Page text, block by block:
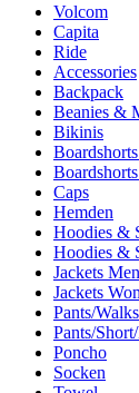
Volcom
Capita
Ride
Accessories
Backpack
Beanies &
Bikinis
Caps
Hemden
Hoodies &
Hoodies &
Jackets Men
Jackets
Pants/
Pants/
Poncho
Socken